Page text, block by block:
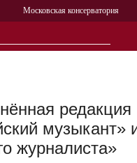
Московская консерватория
редакция
музыкант»
журналиста»